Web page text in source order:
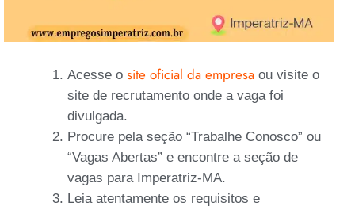
Acesse o site oficial da empresa ou visite o
site de recrutamento onde a vaga foi
divulgada.
Procure pela seção “Trabalhe Conosco” ou
“Vagas Abertas” e encontre a seção de
vagas para Imperatriz-MA.
Leia atentamente os requisitos e